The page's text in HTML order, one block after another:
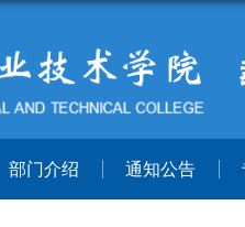
部门介绍 通知公告